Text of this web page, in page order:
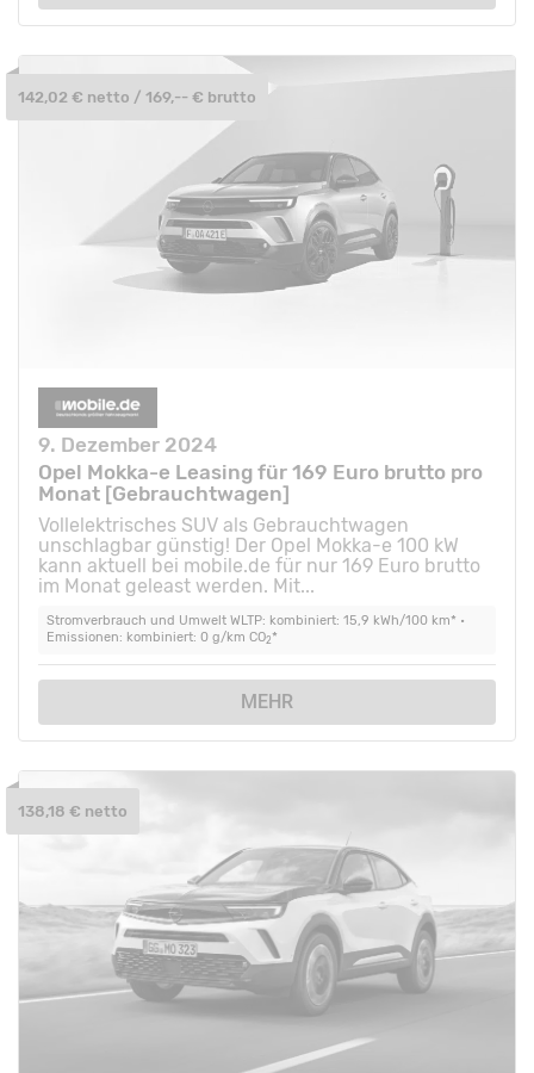
9. Dezember 2024
Opel Mokka-e Leasing für 169 Euro brutto pro
Monat [Gebrauchtwagen]
Vollelektrisches SUV als Gebrauchtwagen
unschlagbar günstig! Der Opel Mokka-e 100 kW
kann aktuell bei mobile.de für nur 169 Euro brutto
im Monat geleast werden. Mit...
Stromverbrauch und Umwelt WLTP: kombiniert: 15,9 kWh/100 km* •
Emissionen: kombiniert: 0 g/km CO2*
MEHR
142,02 € netto / 169,-- € brutto
138,18 € netto